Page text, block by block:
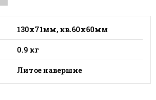
130х71мм, кв.60х60мм
0.9 кг
Литое навершие